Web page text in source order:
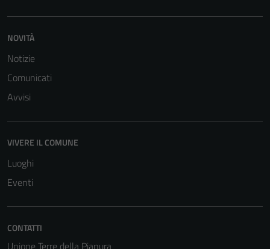
NOVITÀ
Notizie
Comunicati
Avvisi
VIVERE IL COMUNE
Luoghi
Eventi
CONTATTI
Unione Terre della Pianura
del sito e non